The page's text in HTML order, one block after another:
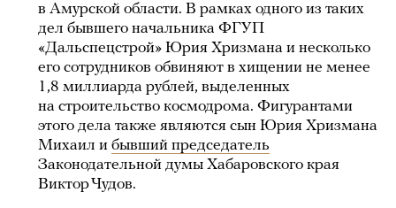
в Амурской области. В рамках одного из таких
дел бывшего начальника ФГУП
«Дальспецстрой» Юрия Хризмана и несколько
его сотрудников обвиняют в хищении не менее
1,8 миллиарда рублей, выделенных
на строительство космодрома. Фигурантами
этого дела также являются сын Юрия Хризмана
Михаил и бывший председатель
Законодательной думы Хабаровского края
Виктор Чудов.